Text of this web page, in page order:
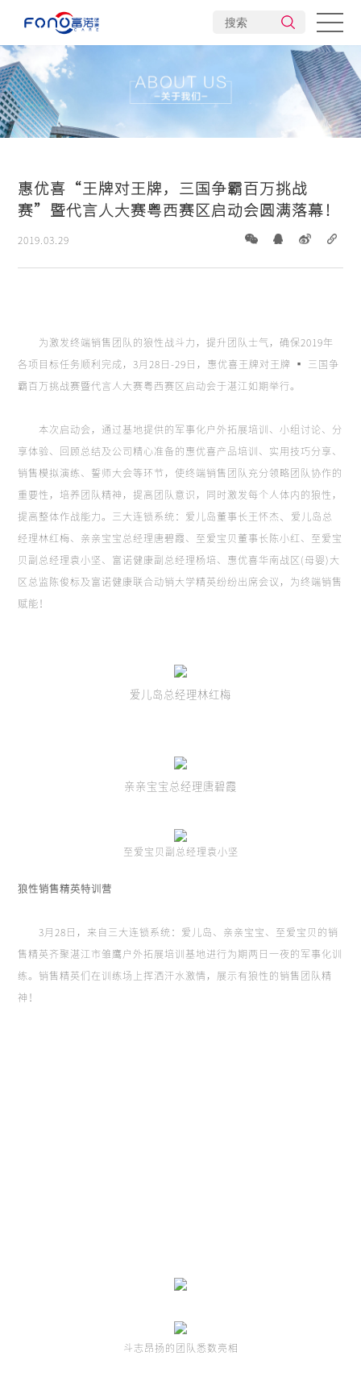
新闻动态
惠优喜“王牌对王牌，三国争霸百万挑战
赛”暨代言人大赛粤西赛区启动会圆满落幕！
2019.03.29
为激发终端销售团队的狼性战斗力，提升团队士气，确保2019年
各项目标任务顺利完成，3月28日-29日，惠优喜王牌对王牌 ▪ 三国争
霸百万挑战赛暨代言人大赛粤西赛区启动会于湛江如期举行。
本次启动会，通过基地提供的军事化户外拓展培训、小组讨论、分
享体验、回顾总结及公司精心准备的惠优喜产品培训、实用技巧分享、
销售模拟演练、誓师大会等环节，使终端销售团队充分领略团队协作的
重要性，培养团队精神，提高团队意识，同时激发每个人体内的狼性，
提高整体作战能力。三大连锁系统：爱儿岛董事长王怀杰 、 爱儿岛总
经理林红梅、亲亲宝宝总经理唐碧霞、至爱宝贝董事长陈小红、至爱宝
贝副总经理袁小坚、富诺健康副总经理杨培、惠优喜华南战区(母婴)大
区总监陈俊标及富诺健康联合动销大学精英纷纷出席会议，为终端销售
赋能！
爱儿岛总经理林红梅
亲亲宝宝总经理唐碧霞
至爱宝贝副总经理袁小坚
狼性销售精英特训营
3月28日，来自三大连锁系统：爱儿岛、亲亲宝宝、至爱宝贝的销
售精英齐聚湛江市雏鹰户外拓展培训基地进行为期两日一夜的军事化训
练。销售精英们在训练场上挥洒汗水激情，展示有狼性的销售团队精
神！
斗志昂扬的团队悉数亮相